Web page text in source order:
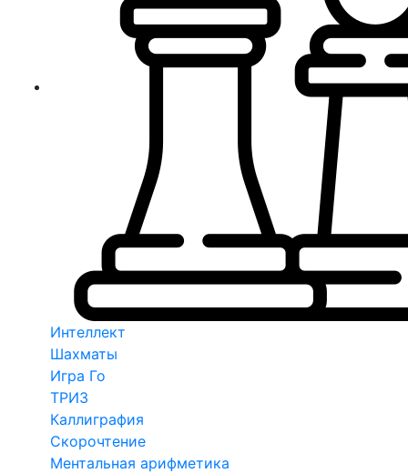
Интеллект
Шахматы
Игра Го
ТРИЗ
Каллиграфия
Скорочтение
Ментальная арифметика